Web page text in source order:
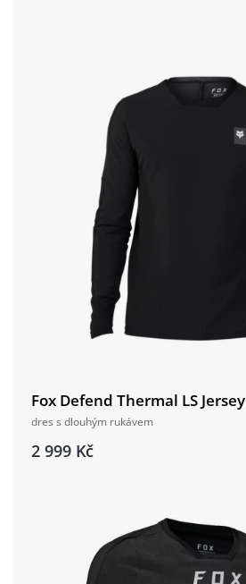
Fox Defend Thermal LS Jersey
dres s dlouhým rukávem
2 999 Kč